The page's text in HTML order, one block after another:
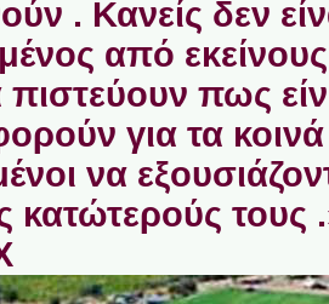
. Κανείς δεν
από
πως
για τα κοινά
να
κατώτερούς τους